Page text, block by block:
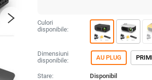
Culori
disponibile:
Dimensiuni
disponibile:
AU PLUG
Stare: Disponibil